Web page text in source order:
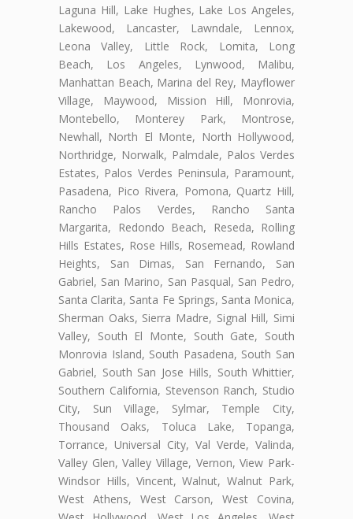
Laguna Hill, Lake Hughes, Lake Los Angeles,
Lakewood, Lancaster, Lawndale, Lennox,
Leona Valley, Little Rock, Lomita, Long
Beach, Los Angeles, Lynwood, Malibu,
Manhattan Beach, Marina del Rey, Mayflower
Village, Maywood, Mission Hill, Monrovia,
Montebello, Monterey Park, Montrose,
Newhall, North El Monte, North Hollywood,
Northridge, Norwalk, Palmdale, Palos Verdes
Estates, Palos Verdes Peninsula, Paramount,
Pasadena, Pico Rivera, Pomona, Quartz Hill,
Rancho Palos Verdes, Rancho Santa
Margarita, Redondo Beach, Reseda, Rolling
Hills Estates, Rose Hills, Rosemead, Rowland
Heights, San Dimas, San Fernando, San
Gabriel, San Marino, San Pasqual, San Pedro,
Santa Clarita, Santa Fe Springs, Santa Monica,
Sherman Oaks, Sierra Madre, Signal Hill, Simi
Valley, South El Monte, South Gate, South
Monrovia Island, South Pasadena, South San
Gabriel, South San Jose Hills, South Whittier,
Southern California, Stevenson Ranch, Studio
City, Sun Village, Sylmar, Temple City,
Thousand Oaks, Toluca Lake, Topanga,
Torrance, Universal City, Val Verde, Valinda,
Valley Glen, Valley Village, Vernon, View Park-
Windsor Hills, Vincent, Walnut, Walnut Park,
West Athens, West Carson, West Covina,